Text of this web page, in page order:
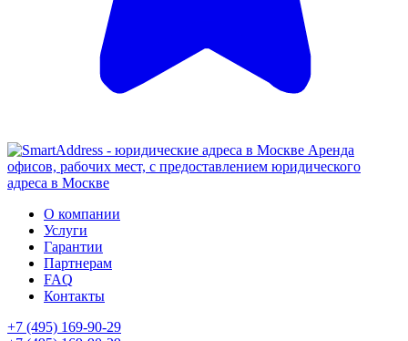
Аренда
офисов, рабочих мест, с предоставлением юридического
адреса в Москве
О компании
Услуги
Гарантии
Партнерам
FAQ
Контакты
+7 (495) 169-90-29